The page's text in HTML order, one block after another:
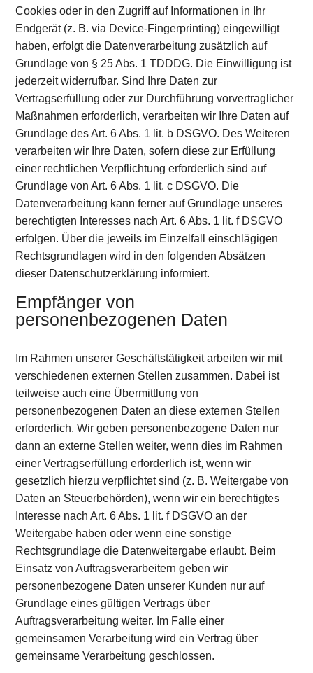
Cookies oder in den Zugriff auf Informationen in Ihr
Endgerät (z. B. via Device-Fingerprinting) eingewilligt
haben, erfolgt die Datenverarbeitung zusätzlich auf
Grundlage von § 25 Abs. 1 TDDDG. Die Einwilligung ist
jederzeit widerrufbar. Sind Ihre Daten zur
Vertragserfüllung oder zur Durchführung vorvertraglicher
Maßnahmen erforderlich, verarbeiten wir Ihre Daten auf
Grundlage des Art. 6 Abs. 1 lit. b DSGVO. Des Weiteren
verarbeiten wir Ihre Daten, sofern diese zur Erfüllung
einer rechtlichen Verpflichtung erforderlich sind auf
Grundlage von Art. 6 Abs. 1 lit. c DSGVO. Die
Datenverarbeitung kann ferner auf Grundlage unseres
berechtigten Interesses nach Art. 6 Abs. 1 lit. f DSGVO
erfolgen. Über die jeweils im Einzelfall einschlägigen
Rechtsgrundlagen wird in den folgenden Absätzen
dieser Datenschutzerklärung informiert.
Empfänger von
personenbezogenen Daten
Im Rahmen unserer Geschäftstätigkeit arbeiten wir mit
verschiedenen externen Stellen zusammen. Dabei ist
teilweise auch eine Übermittlung von
personenbezogenen Daten an diese externen Stellen
erforderlich. Wir geben personenbezogene Daten nur
dann an externe Stellen weiter, wenn dies im Rahmen
einer Vertragserfüllung erforderlich ist, wenn wir
gesetzlich hierzu verpflichtet sind (z. B. Weitergabe von
Daten an Steuerbehörden), wenn wir ein berechtigtes
Interesse nach Art. 6 Abs. 1 lit. f DSGVO an der
Weitergabe haben oder wenn eine sonstige
Rechtsgrundlage die Datenweitergabe erlaubt. Beim
Einsatz von Auftragsverarbeitern geben wir
personenbezogene Daten unserer Kunden nur auf
Grundlage eines gültigen Vertrags über
Auftragsverarbeitung weiter. Im Falle einer
gemeinsamen Verarbeitung wird ein Vertrag über
gemeinsame Verarbeitung geschlossen.